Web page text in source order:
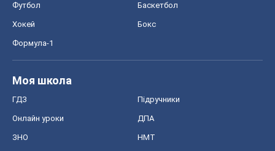
Футбол Баскетбол
Хокей Бокс
Формула-1
Моя школа
ГДЗ Підручники
Онлайн уроки ДПА
ЗНО НМТ